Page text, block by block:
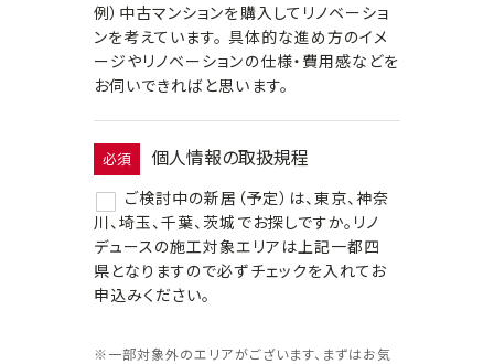
例）中古マンションを購入してリノベーショ
ンを考えています。 具体的な進め方のイメ
ージやリノベーションの仕様・費用感などを
お伺いできればと思います。
必須 個人情報の取扱規程
ご検討中の新居（予定）は、東京、神奈
川、埼玉、千葉、茨城でお探しですか。リノ
デュースの施工対象エリアは上記一都四
県となりますので必ずチェックを入れてお
申込みください。
※一部対象外のエリアがございます、まずはお気